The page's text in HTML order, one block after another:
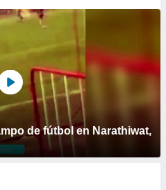
de fútbol en Narathiwat,